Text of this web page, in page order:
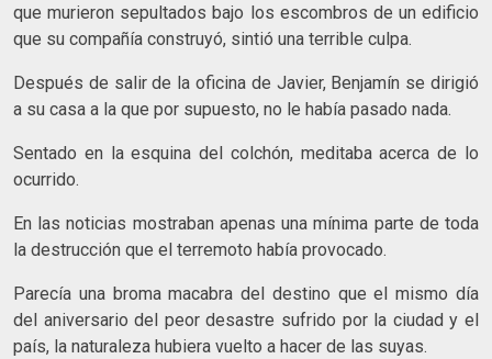
que murieron sepultados bajo los escombros de un edificio
que su compañía construyó, sintió una terrible culpa.
Después de salir de la oficina de Javier, Benjamín se dirigió
a su casa a la que por supuesto, no le había pasado nada.
Sentado en la esquina del colchón, meditaba acerca de lo
ocurrido.
En las noticias mostraban apenas una mínima parte de toda
la destrucción que el terremoto había provocado.
Parecía una broma macabra del destino que el mismo día
del aniversario del peor desastre sufrido por la ciudad y el
país, la naturaleza hubiera vuelto a hacer de las suyas.